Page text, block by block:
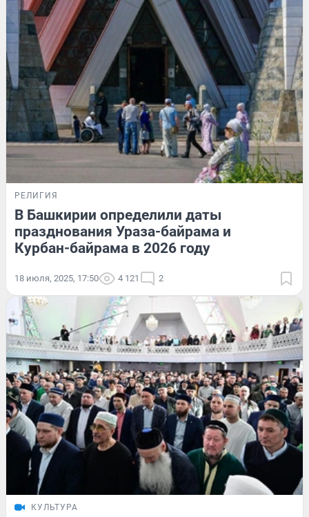
РЕЛИГИЯ
В Башкирии определили даты
празднования Ураза-байрама и
Курбан-байрама в 2026 году
18 июля, 2025, 17:50 4 121 2
КУЛЬТУРА